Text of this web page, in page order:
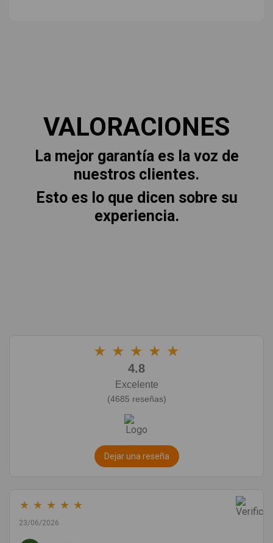
VALORACIONES
La mejor garantía es la voz de
nuestros clientes.
Esto es lo que dicen sobre su
experiencia.
★ ★ ★ ★ ★
4.8
Excelente
(4685 reseñas)
Dejar una reseña
★ ★ ★ ★ ★
23/06/2026